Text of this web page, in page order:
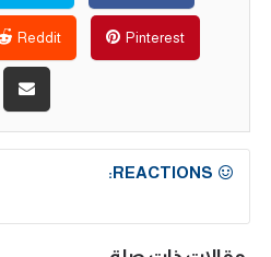
Pinterest
Reddit
REACTIONS: